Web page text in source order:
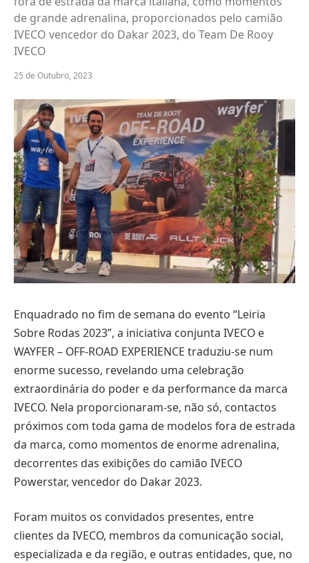
de grande adrenalina, proporcionados pelo camião
IVECO vencedor do Dakar 2023, do Team De Rooy
IVECO
25 de Outubro, 2023
Enquadrado no fim de semana do evento “Leiria
Sobre Rodas 2023”, a iniciativa conjunta IVECO e
WAYFER – OFF-ROAD EXPERIENCE traduziu-se num
enorme sucesso, revelando uma celebração
extraordinária do poder e da performance da marca
IVECO. Nela proporcionaram-se, não só, contactos
próximos com toda gama de modelos fora de estrada
da marca, como momentos de enorme adrenalina,
decorrentes das exibições do camião IVECO
Powerstar, vencedor do Dakar 2023.
Foram muitos os convidados presentes, entre
clientes da IVECO, membros da comunicação social,
especializada e da região, e outras entidades, que, no